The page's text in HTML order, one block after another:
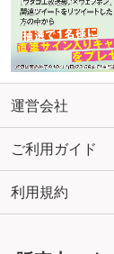
運営会社
ご利用ガイド
利用規約